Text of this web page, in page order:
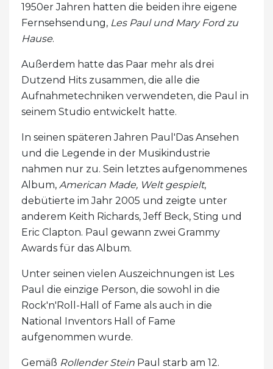
1950er Jahren hatten die beiden ihre eigene
Fernsehsendung, Les Paul und Mary Ford zu
Hause.
Außerdem hatte das Paar mehr als drei
Dutzend Hits zusammen, die alle die
Aufnahmetechniken verwendeten, die Paul in
seinem Studio entwickelt hatte.
In seinen späteren Jahren Paul'Das Ansehen
und die Legende in der Musikindustrie
nahmen nur zu. Sein letztes aufgenommenes
Album, American Made, Welt gespielt,
debütierte im Jahr 2005 und zeigte unter
anderem Keith Richards, Jeff Beck, Sting und
Eric Clapton. Paul gewann zwei Grammy
Awards für das Album.
Unter seinen vielen Auszeichnungen ist Les
Paul die einzige Person, die sowohl in die
Rock'n'Roll-Hall of Fame als auch in die
National Inventors Hall of Fame
aufgenommen wurde.
Gemäß Rollender Stein Paul starb am 12.